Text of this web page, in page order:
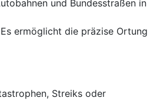
und Bundesstraßen in
ermöglicht die präzise Ortung
Streiks oder